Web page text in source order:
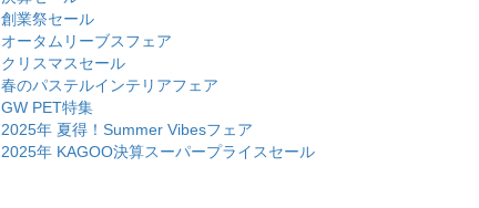
創業祭セール
オータムリーブスフェア
クリスマスセール
春のパステルインテリアフェア
GW PET特集
2025年 夏得！Summer Vibesフェア
2025年 KAGOO決算スーパープライスセール